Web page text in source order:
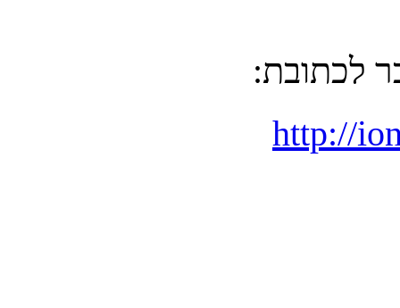
לכתובת:
http://